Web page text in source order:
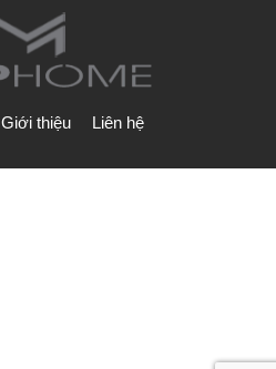
Giới thiệu Liên hệ